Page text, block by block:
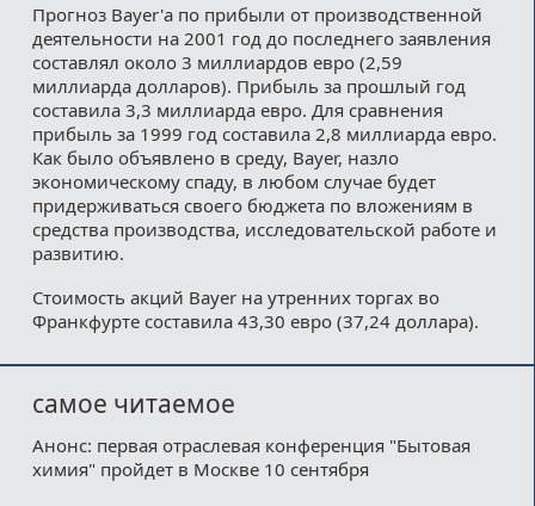
Прогноз Bayer'а по прибыли от производственной
деятельности на 2001 год до последнего заявления
составлял около 3 миллиардов евро (2,59
миллиарда долларов). Прибыль за прошлый год
составила 3,3 миллиарда евро. Для сравнения
прибыль за 1999 год составила 2,8 миллиарда евро.
Как было объявлено в среду, Bayer, назло
экономическому спаду, в любом случае будет
придерживаться своего бюджета по вложениям в
средства производства, исследовательской работе и
развитию.
Стоимость акций Bayer на утренних торгах во
Франкфурте составила 43,30 евро (37,24 доллара).
самое читаемое
Анонс: первая отраслевая конференция "Бытовая
химия" пройдет в Москве 10 сентября